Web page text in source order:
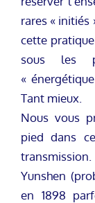
rares « initiés
cette
sous les
«
Tant mieux.
Nous vous
pied dans
Yunshen
en 1898